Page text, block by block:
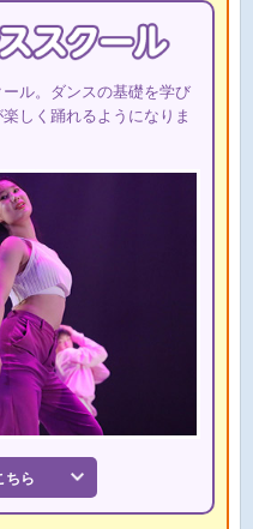
ル。ダンスの基礎を学び
しく踊れるようになりま
ちら